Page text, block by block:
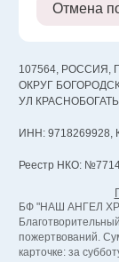
Отмена
107564, РОССИЯ,
ОКРУГ
УЛ
ИНН: 9718269928,
Реестр НКО:
БФ "НАШ АНГЕЛ
пожертвований.
карточке: за